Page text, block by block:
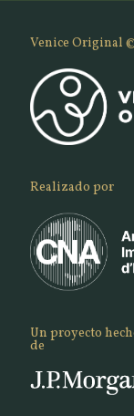
Venice Original
Realizado por
Un proyecto
de